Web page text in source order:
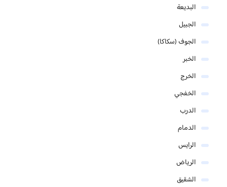
البديعة
الجبيل
الجوف (سكاكا)
الخبر
الخرج
الخفجي
الدرب
الدمام
الرايس
الرياض
الشقيق